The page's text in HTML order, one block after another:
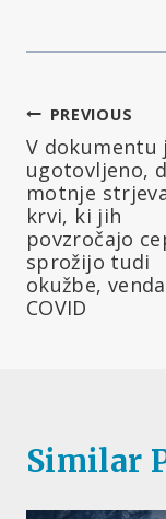
PREVIOUS
V dokumentu
ugotovljeno,
motnje
krvi, ki jih
povzročajo
sprožijo tudi
okužbe,
COVID
Similar